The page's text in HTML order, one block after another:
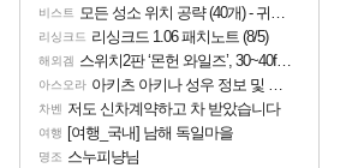
비스트 모든 성소 위치 공략 (40개) - 귀환한 영혼 도전과제
리싱크드 리싱크드 1.06 패치노트 (8/5)
해외겜 스위치2판 ‘몬헌 와일즈’, 30~40fps 목표 추정
아스오라 아키츠 아키나 성우 정보 및 주요 필모
차벤 저도 신차계약하고 차 받았습니다
여행 [여행_국내] 남해 독일마을
명조 스누피냥님